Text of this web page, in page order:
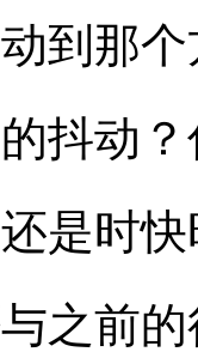
到那
抖动
是时
之前